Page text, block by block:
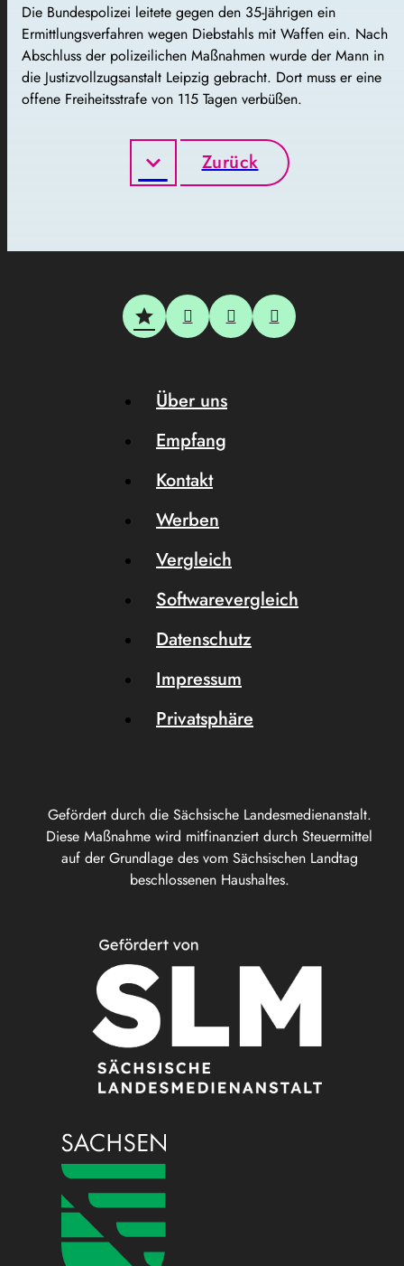
Die Bundespolizei leitete gegen den 35-Jährigen ein
Ermittlungsverfahren wegen Diebstahls mit Waffen ein. Nach
Abschluss der polizeilichen Maßnahmen wurde der Mann in
die Justizvollzugsanstalt Leipzig gebracht. Dort muss er eine
offene Freiheitsstrafe von 115 Tagen verbüßen.
Zurück
Gefördert durch die Sächsische Landesmedienanstalt.
Diese Maßnahme wird mitfinanziert durch Steuermittel
auf der Grundlage des vom Sächsischen Landtag
beschlossenen Haushaltes.
Über uns
Empfang
Kontakt
Werben
Vergleich
Softwarevergleich
Datenschutz
Impressum
Privatsphäre